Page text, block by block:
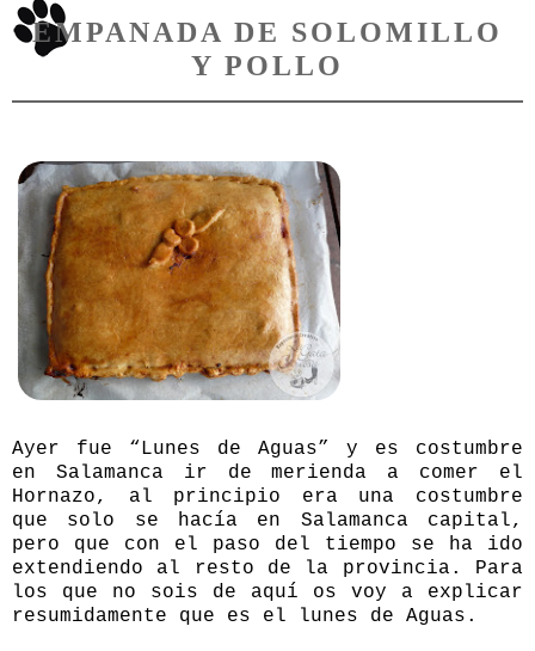
EMPANADA DE SOLOMILLO
Y POLLO
Ayer fue “Lunes de Aguas” y es costumbre
en Salamanca ir de merienda a comer el
Hornazo, al principio era una costumbre
que solo se hacía en Salamanca capital,
pero que con el paso del tiempo se ha ido
extendiendo al resto de la provincia. Para
los que no sois de aquí os voy a explicar
resumidamente que es el lunes de Aguas.